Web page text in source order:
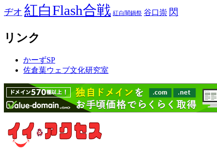
ヂオ 紅白Flash合戦 紅白闇鍋祭 谷口崇 閃
リンク
かーずSP
佐倉葉ウェブ文化研究室